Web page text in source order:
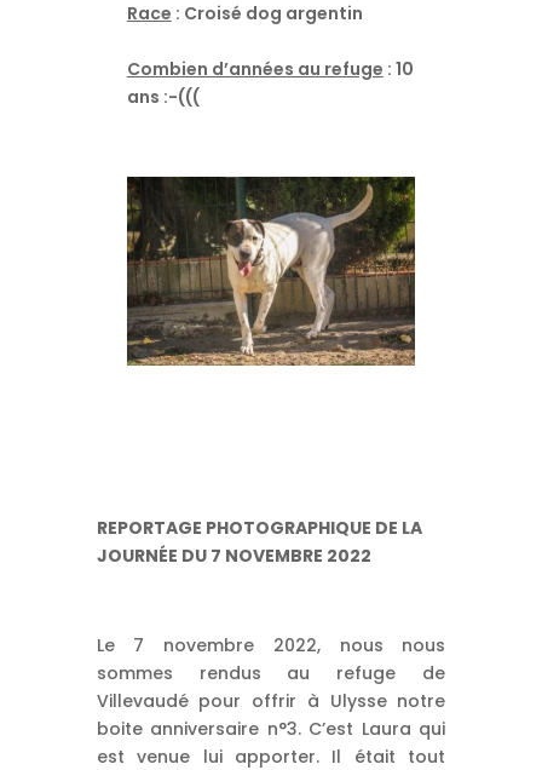
Race : Croisé dog argentin
Combien d’années au refuge : 10
ans :-(((
REPORTAGE PHOTOGRAPHIQUE DE LA
JOURNÉE DU 7 NOVEMBRE 2022
Le 7 novembre 2022, nous nous
sommes rendus au refuge de
Villevaudé pour offrir à Ulysse notre
boite anniversaire n°3. C’est Laura qui
est venue lui apporter. Il était tout